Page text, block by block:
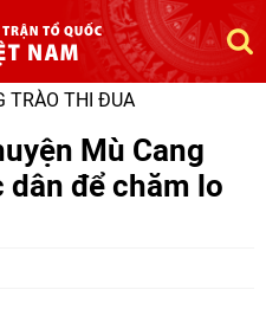
TRÀO THI ĐUA
Mù Cang
dân để chăm lo